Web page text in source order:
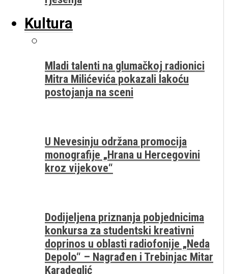
Kultura
Mladi talenti na glumačkoj radionici
Mitra Milićevića pokazali lakoću
postojanja na sceni
U Nevesinju održana promocija
monografije „Hrana u Hercegovini
kroz vijekove“
Dodijeljena priznanja pobjednicima
konkursa za studentski kreativni
doprinos u oblasti radiofonije „Neda
Depolo“ – Nagrađen i Trebinjac Mitar
Karadeglić